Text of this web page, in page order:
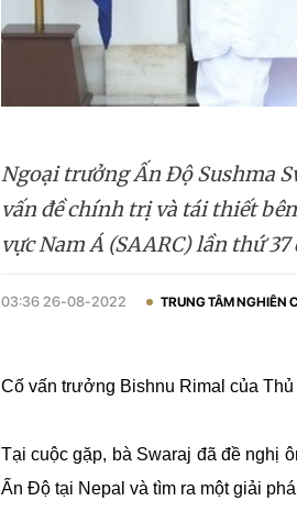
Ngoại trưởng Ấn Độ Sushma
vấn đề chính trị và tái thiết
vực Nam Á (SAARC) lần thứ
03:36 26-08-2022 TRUNG TÂM NGHIÊN
Cố vấn trưởng Bishnu Rimal của
Tại cuộc gặp, bà Swaraj đã đề nghị
Ấn Độ tại Nepal và tìm ra một giải